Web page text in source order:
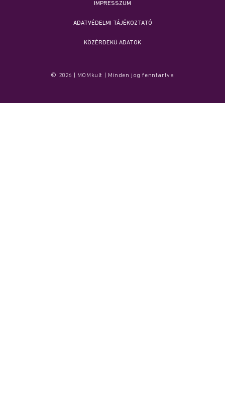
IMPRESSZUM
ADATVÉDELMI TÁJÉKOZTATÓ
KÖZÉRDEKŰ ADATOK
© 2026 | MOMkult | Minden jog fenntartva